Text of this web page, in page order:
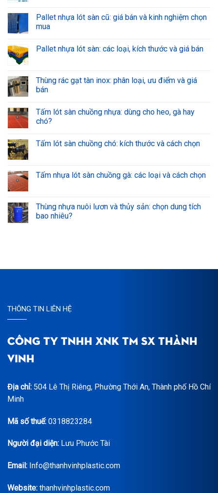
Pallet nhựa lót sàn cũ: giá bán và kinh nghiệm chọn
mua
Pallet nhựa lót sàn: các loại, kích thước và giá bán
Thùng rác gạt tàn inox: phân loại, ưu điểm và giá
bán
Tấm lót sàn chuồng nhựa: dùng cho heo, gà hay
chó?
Tấm lót sàn chuồng chó: kích thước và cách chọn
Tấm nhựa lót sàn chuồng gà: các loại và cách chọn
Thùng nhựa nuôi lươn và thủy sản: chọn dung tích
bao nhiêu?
THÔNG TIN LIÊN HỆ
CÔNG TY TNHH XNK TM SX THÀNH
VINH
Địa chỉ: 504 Lê Thị Riêng, Phường Thới An, Thành phố Hồ Chí
Minh
Mã số thuế: 0318823284
Người đại diện: Lưu Phước Tài
Email: Info@thanhvinhplastic.com
Website: thanhvinhplastic.com